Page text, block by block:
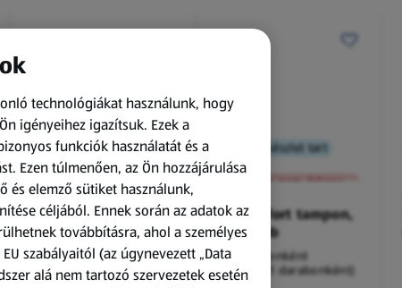
Amíg a készlet tart
XXL
O.B.
Procomfort tampon,
64 darab
64 darabonként
(59,36 Ft/1 darabonként)
Amíg a készlet tart
XXL
A termék nem érkezett meg!
Procomfort tampon,
54 darab
54 darabonként
(62,94 Ft/1 darabonként)
technológiákat használunk, hogy
igényeihez igazítsuk. Ezek a
funkciók használatát és a
Ezen túlmenően, az Ön hozzájárulása
és elemző sütiket használunk,
céljából. Ennek során az adatok az
továbbításra, ahol a személyes
szabályaitól (az úgynevezett „Data
alá nem tartozó szervezetek esetén